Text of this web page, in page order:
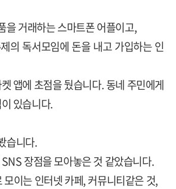
을 거래하는 스마트폰 어플이고,
의 독서모임에 돈을 내고 가입하는 인
앱에 초점을 뒀습니다. 동네 주민에게
있습니다.
습니다.
SNS장점을 모아놓은 것 같았습니다.
모이는 인터넷 카페,커뮤니티같은 것,